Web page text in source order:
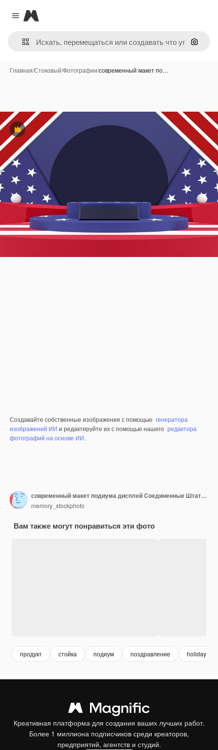
Close menu
Magnific
Поиск
Главная/Стоковый/Фотографии/современный макет по…
Премиум
Создавайте собственные изображения с помощью генератора
изображений ИИ и редактируйте их с помощью нашего редактора
фотографий на основе ИИ.
современный макет подиума дисплей Соединенные Штаты Америки дисплей баннер
memory_stockphoto
Вам также могут понравиться эти фото
продукт стойка подиум поздравление holiday
Креативная платформа для создания ваших лучших работ.
Более 1 миллиона подписчиков среди креаторов,
предприятий, агентств и студий.